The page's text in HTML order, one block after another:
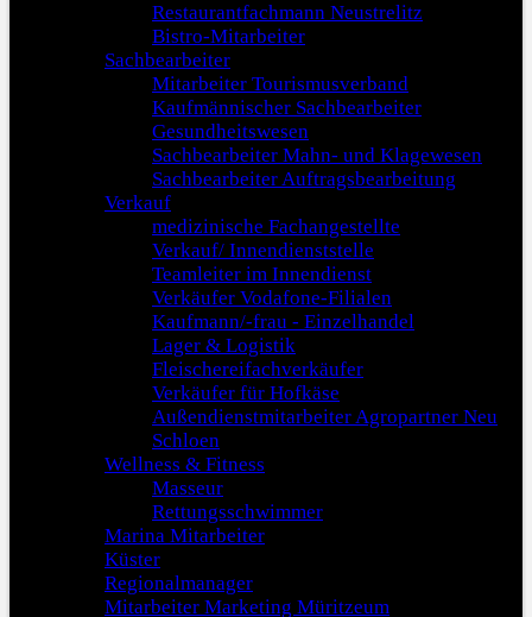
Restaurantfachmann Neustrelitz
Bistro-Mitarbeiter
Sachbearbeiter
Mitarbeiter Tourismusverband
Kaufmännischer Sachbearbeiter
Gesundheitswesen
Sachbearbeiter Mahn- und Klagewesen
Sachbearbeiter Auftragsbearbeitung
Verkauf
medizinische Fachangestellte
Verkauf/ Innendienststelle
Teamleiter im Innendienst
Verkäufer Vodafone-Filialen
Kaufmann/-frau - Einzelhandel
Lager & Logistik
Fleischereifachverkäufer
Verkäufer für Hofkäse
Außendienstmitarbeiter Agropartner Neu
Schloen
Wellness & Fitness
Masseur
Rettungsschwimmer
Marina Mitarbeiter
Küster
Regionalmanager
Mitarbeiter Marketing Müritzeum